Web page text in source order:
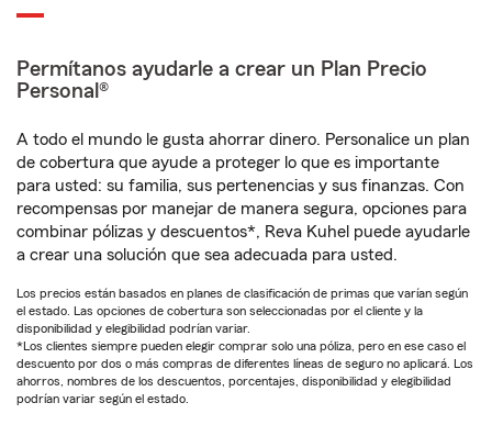
Permítanos ayudarle a crear un Plan Precio
Personal®
A todo el mundo le gusta ahorrar dinero. Personalice un plan
de cobertura que ayude a proteger lo que es importante
para usted: su familia, sus pertenencias y sus finanzas. Con
recompensas por manejar de manera segura, opciones para
combinar pólizas y descuentos*, Reva Kuhel puede ayudarle
a crear una solución que sea adecuada para usted.
Los precios están basados en planes de clasificación de primas que varían según
el estado. Las opciones de cobertura son seleccionadas por el cliente y la
disponibilidad y elegibilidad podrían variar.
*Los clientes siempre pueden elegir comprar solo una póliza, pero en ese caso el
descuento por dos o más compras de diferentes líneas de seguro no aplicará. Los
ahorros, nombres de los descuentos, porcentajes, disponibilidad y elegibilidad
podrían variar según el estado.